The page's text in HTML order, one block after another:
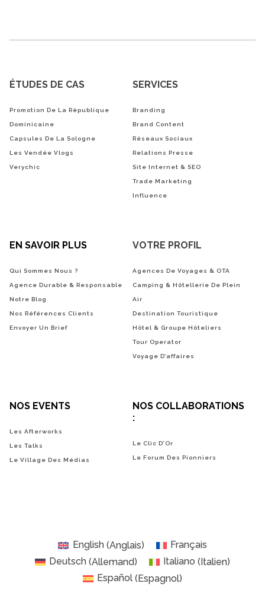
ÉTUDES DE CAS
Promotion De La République
Dominicaine
Capsules De La Sologne
Les Vendée Vlogs
Verychic
SERVICES
Branding
Brand Content
Réseaux Sociaux
Relations Presse
Site Internet & SEO
Trade Marketing
Influence
EN SAVOIR PLUS
Qui Sommes Nous ?
Agence Durable & Responsable
Notre Blog
Nos Références Clients
Envoyer Un Brief
VOTRE PROFIL
Agences De Voyages & OTA
Camping & Hôtellerie De Plein
Air
Destination Touristique
Hôtel & Groupe Hôteliers
Tour Operator
Voyage D’affaires
NOS EVENTS
Les Afterworks
Les Talks
Le Village Des Médias
NOS COLLABORATIONS
:
Le Clic D’Or
Le Forum Des Pionniers
English(Anglais)
Français
Deutsch (Allemand) Italiano (Italien)
Español (Espagnol)